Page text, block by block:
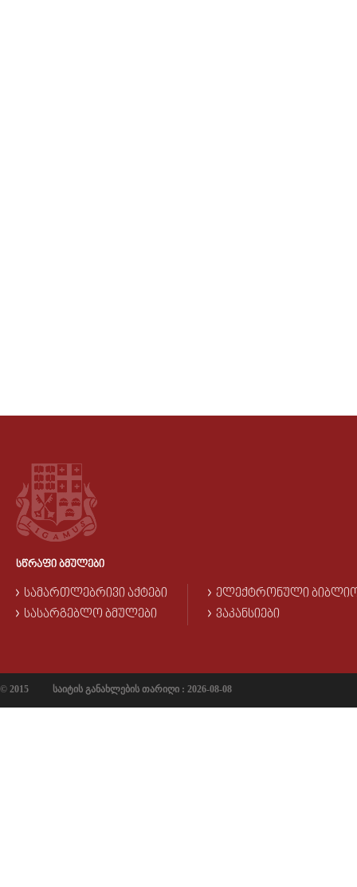
ᲡᲬᲠᲐᲤᲘ ᲑᲛᲣᲚᲔᲑᲘ
ᲡᲐᲛᲐᲠᲗᲚᲔᲑᲠᲘᲕᲘ ᲐᲥᲢᲔᲑᲘ
ᲡᲐᲡᲐᲠᲒᲔᲑᲚᲝ ᲑᲛᲣᲚᲔᲑᲘ
ᲔᲚᲔᲥᲢᲠᲝᲜᲣᲚᲘ
ᲕᲐᲙᲐᲜᲡᲘᲔᲑᲘ
© 2015 საიტის განახლების თარიღი : 2026-08-08